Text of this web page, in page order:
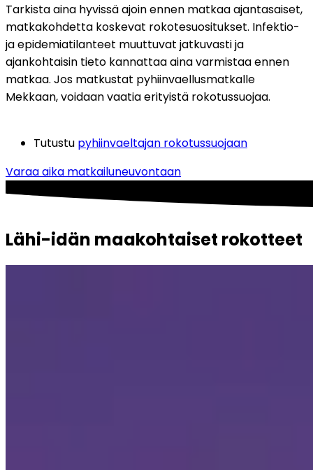
Tarkista aina hyvissä ajoin ennen matkaa ajantasaiset,
matkakohdetta koskevat rokotesuositukset. Infektio-
ja epidemiatilanteet muuttuvat jatkuvasti ja
ajankohtaisin tieto kannattaa aina varmistaa ennen
matkaa. Jos matkustat pyhiinvaellusmatkalle
Mekkaan, voidaan vaatia erityistä rokotussuojaa.
Tutustu pyhiinvaeltajan rokotussuojaan
Varaa aika matkailuneuvontaan
Lähi-idän maakohtaiset rokotteet